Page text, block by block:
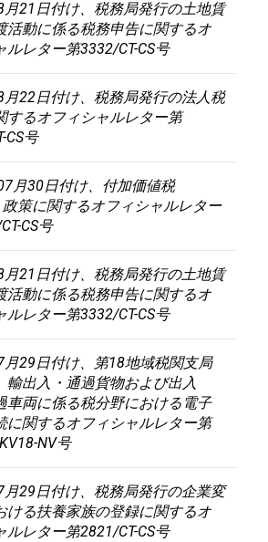
月21 日付け、税務局発行の土地賃
活動に係る税務申告に関するオ
ルレター第3332/CT-CS号
月22日付け、税務局発行の法人税
するオフィシャルレター第
CS号
月30日付け、付加価値税
政策に関するオフィシャルレター
CS号
月21 日付け、税務局発行の土地賃
活動に係る税務申告に関するオ
ルレター第3332/CT-CS号
月29日付け、第18地域税関支局
輸出入・通過貨物および出入
車両に係る税分野における電子
に関するオフィシャルレター第
NV号
月29日付け、税務局発行の企業変
ける扶養家族の登録に関するオ
ルレター第2821/CT-CS号